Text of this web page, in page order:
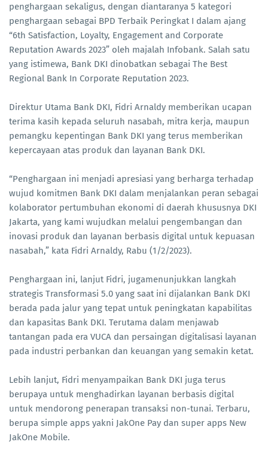
penghargaan sekaligus, dengan diantaranya 5 kategori
penghargaan sebagai BPD Terbaik Peringkat I dalam ajang
“6th Satisfaction, Loyalty, Engagement and Corporate
Reputation Awards 2023” oleh majalah Infobank. Salah satu
yang istimewa, Bank DKI dinobatkan sebagai The Best
Regional Bank In Corporate Reputation 2023.
Direktur Utama Bank DKI, Fidri Arnaldy memberikan ucapan
terima kasih kepada seluruh nasabah, mitra kerja, maupun
pemangku kepentingan Bank DKI yang terus memberikan
kepercayaan atas produk dan layanan Bank DKI.
“Penghargaan ini menjadi apresiasi yang berharga terhadap
wujud komitmen Bank DKI dalam menjalankan peran sebagai
kolaborator pertumbuhan ekonomi di daerah khususnya DKI
Jakarta, yang kami wujudkan melalui pengembangan dan
inovasi produk dan layanan berbasis digital untuk kepuasan
nasabah,” kata Fidri Arnaldy, Rabu (1/2/2023).
Penghargaan ini, lanjut Fidri, jugamenunjukkan langkah
strategis Transformasi 5.0 yang saat ini dijalankan Bank DKI
berada pada jalur yang tepat untuk peningkatan kapabilitas
dan kapasitas Bank DKI. Terutama dalam menjawab
tantangan pada era VUCA dan persaingan digitalisasi layanan
pada industri perbankan dan keuangan yang semakin ketat.
Lebih lanjut, Fidri menyampaikan Bank DKI juga terus
berupaya untuk menghadirkan layanan berbasis digital
untuk mendorong penerapan transaksi non-tunai. Terbaru,
berupa simple apps yakni JakOne Pay dan super apps New
JakOne Mobile.